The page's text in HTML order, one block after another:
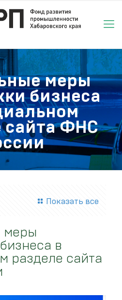
меры
бизнеса
сайта ФНС
Показать все
меры
в
разделе сайта